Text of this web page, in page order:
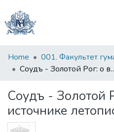
Communities
&
All of DSpace
Statistics
Home
Соудъ - Золотой Рог: о
Соудъ - Золотой
источнике